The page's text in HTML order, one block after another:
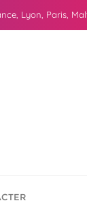
Lyon, Paris,